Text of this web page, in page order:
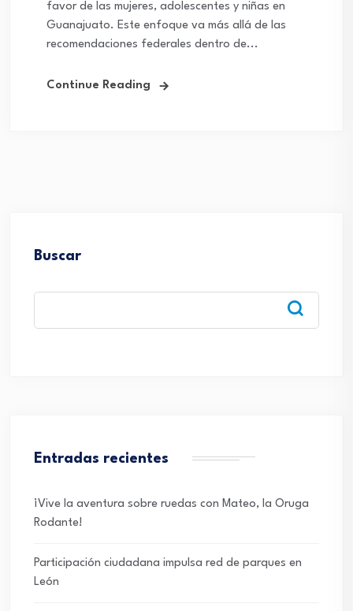
favor de las mujeres, adolescentes y niñas en
Guanajuato. Este enfoque va más allá de las
recomendaciones federales dentro de...
Continue Reading
Buscar
Entradas recientes
¡Vive la aventura sobre ruedas con Mateo, la Oruga
Rodante!
Participación ciudadana impulsa red de parques en
León